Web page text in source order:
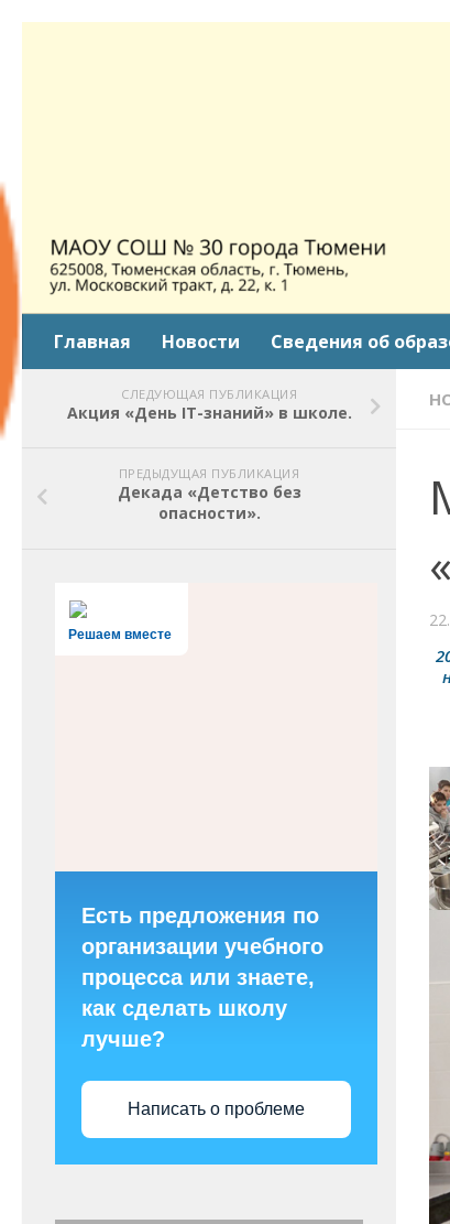
Главная Новости Сведения об
СЛЕДУЮЩАЯ ПУБЛИКАЦИЯ
Акция «День IT-знаний» в школе.
ПРЕДЫДУЩАЯ ПУБЛИКАЦИЯ
Декада «Детство без
опасности».
Решаем вместе
Есть предложения по
организации учебного
процесса или знаете,
как сделать школу
лучше?
Написать о проблеме